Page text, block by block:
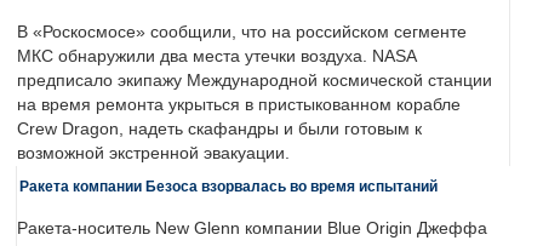
В «Роскосмосе» сообщили, что на российском сегменте
МКС обнаружили два места утечки воздуха. NASA
предписало экипажу Международной космической станции
на время ремонта укрыться в пристыкованном корабле
Crew Dragon, надеть скафандры и были готовым к
возможной экстренной эвакуации.
Ракета компании Безоса взорвалась во время испытаний
Ракета-носитель New Glenn компании Blue Origin Джеффа